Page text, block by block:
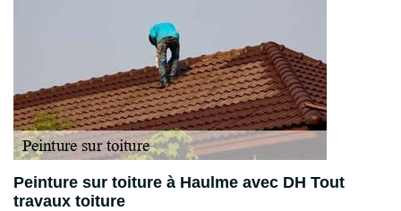
Peinture sur toiture à Haulme avec DH Tout
travaux toiture